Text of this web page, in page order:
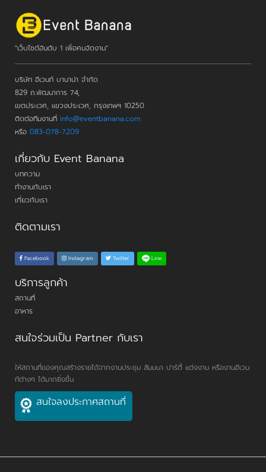
"เว็บไซต์อันดับ 1 เพื่อคนจัดงาน"
บริษัท อีเวนท์ บานาน่า จำกัด
829 ถ.พัฒนาการ 74,
เขตประเวศ, แขวงประเวศ, กรุงเทพฯ 10250
ติดต่อทีมงานที่ info@eventbanana.com
หรือ 083-078-7209
เกี่ยวกับ Event Banana
บทความ
ทำงานกับเรา
เกี่ยวกับเรา
ติดตามเรา
Facebook Instagram Twitter Line
บริการลูกค้า
สถานที่
อาหาร
สนใจร่วมเป็น Partner กับเรา
ให้สถานที่ของคุณสร้างรายได้จากงานประชุม สัมมนา ปาร์ตี้ แต่งงาน หรืองานอีเวน
ท์ต่างๆ ได้มากยิ่งขึ้น
สนใจลงประกาศสถานที่